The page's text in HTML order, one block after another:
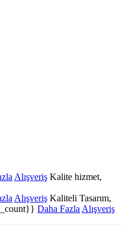
Alışveriş Kalite hizmet,
Alışveriş Kaliteli Tasarım,
Daha Fazla Alışveriş